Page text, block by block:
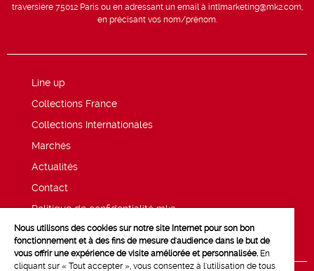
traversière 75012 Paris ou en adressant un email à intlmarketing@mk2.com,
en précisant vos nom/prénom.
Line up
Collections France
Collections Internationales
Marchés
Actualités
Contact
Politique de confidentialité mk2
Mentions légales
Nous utilisons des cookies sur notre site Internet pour son bon
fonctionnement et à des fins de mesure d'audience dans le but de
vous offrir une expérience de visite améliorée et personnalisée. En
cliquant sur « Tout accepter », vous consentez à l'utilisation de tous